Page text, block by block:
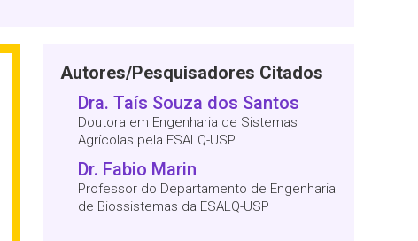
Autores/Pesquisadores Citados
Dra. Taís Souza dos Santos
Doutora em Engenharia de Sistemas
Agrícolas pela ESALQ-USP
Dr. Fabio Marin
Professor do Departamento de Engenharia
de Biossistemas da ESALQ-USP